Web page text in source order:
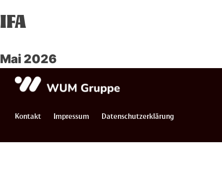
IFA
Mai 2026
Kontakt Impressum Datenschutzerklärung